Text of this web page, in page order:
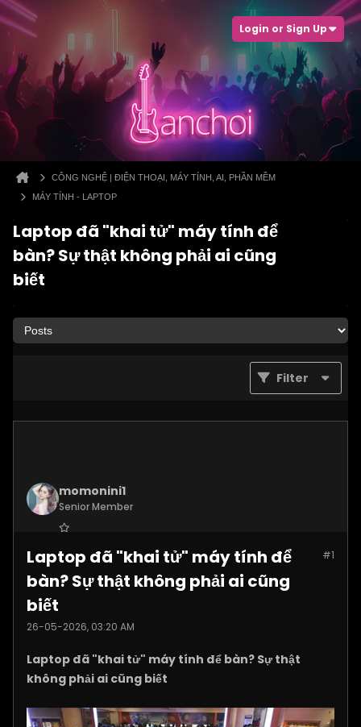
Login or Sign Up
CÔNG NGHỆ | ĐIỆN THOẠI, MÁY TÍNH, AI, PHẦN MỀM
MÁY TÍNH - LAPTOP
Laptop đã "khai tử" máy tính để
bàn? Sự thật không phải ai cũng
biết
Filter
momonini1
Senior Member
Posts: 5399 #1
Laptop đã "khai tử" máy tính để
bàn? Sự thật không phải ai cũng
biết
26-05-2026, 03:20 AM
Laptop đã "khai tử" máy tính để bàn? Sự thật
không phải ai cũng biết